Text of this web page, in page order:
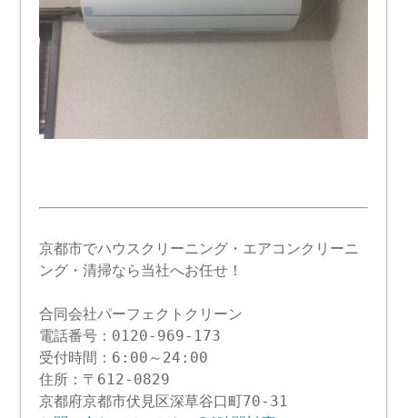
京都市でハウスクリーニング・エアコンクリーニ
ング・清掃なら当社へお任せ！
合同会社パーフェクトクリーン
電話番号：0120-969-173
受付時間：6:00～24:00
住所：〒612-0829
京都府京都市伏見区深草谷口町70-31